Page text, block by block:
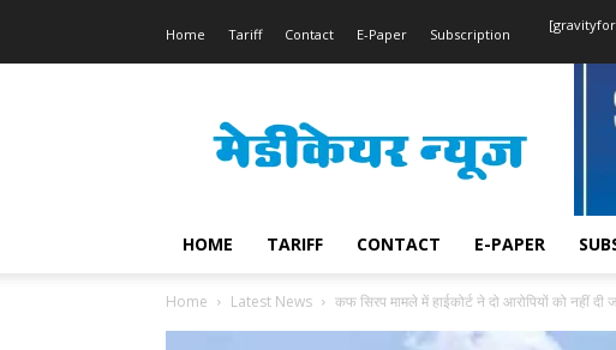
Home Tariff Contact E-Paper Subscription
News
HOME TARIFF CONTACT E-PAPER
Home Latest News कफ सिरप मामले में हाईकोर्ट ने दो आरोपियों को नहीं दी